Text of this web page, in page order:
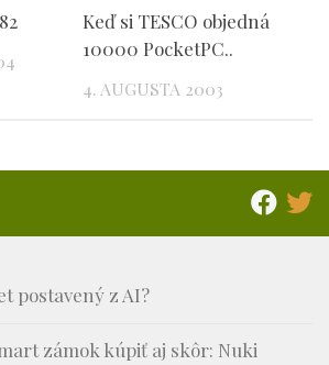
Keď si TESCO objedná
10000 PocketPC..
4. AUGUSTA 2003
postavený z AI?
zámok kúpiť aj skôr: Nuki